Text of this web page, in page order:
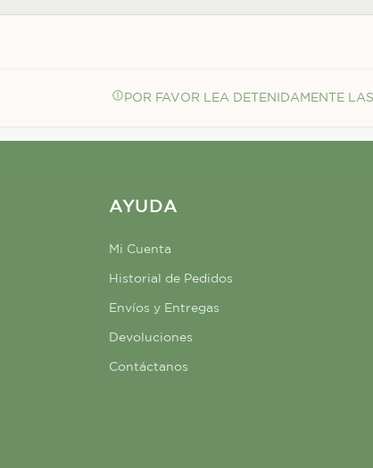
POR FAVOR LEA DETENIDAMENTE LAS
AYUDA
Mi Cuenta
Historial de Pedidos
Envíos y Entregas
Devoluciones
Contáctanos